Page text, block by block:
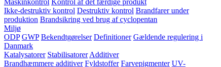
Maskinkontrol Kontrol af det færdige produkt
Ikke-destruktiv kontrol Destruktiv kontrol Brandfarer under
produktion Brandsikring ved brug af cyclopentan
Miljø
ODP GWP Bekendtgørelser Definitioner Gældende regulering i
Danmark
Katalysatorer Stabilisatorer Additiver
Brandhæmmere additiver Fyldstoffer Farvepigmenter UV-